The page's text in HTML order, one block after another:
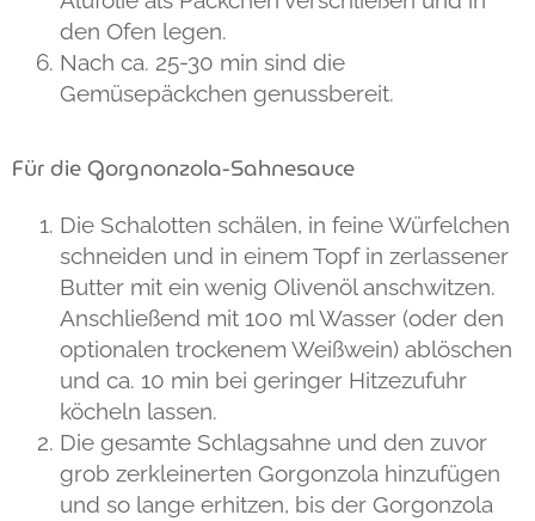
den Ofen legen.
Nach ca. 25-30 min sind die
Gemüsepäckchen genussbereit.
Für die Gorgnonzola-Sahnesauce
Die Schalotten schälen, in feine Würfelchen
schneiden und in einem Topf in zerlassener
Butter mit ein wenig Olivenöl anschwitzen.
Anschließend mit 100 ml Wasser (oder den
optionalen trockenem Weißwein) ablöschen
und ca. 10 min bei geringer Hitzezufuhr
köcheln lassen.
Die gesamte Schlagsahne und den zuvor
grob zerkleinerten Gorgonzola hinzufügen
und so lange erhitzen, bis der Gorgonzola